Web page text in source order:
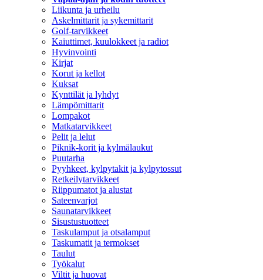
Liikunta ja urheilu
Askelmittarit ja sykemittarit
Golf-tarvikkeet
Kaiuttimet, kuulokkeet ja radiot
Hyvinvointi
Kirjat
Korut ja kellot
Kuksat
Kynttilät ja lyhdyt
Lämpömittarit
Lompakot
Matkatarvikkeet
Pelit ja lelut
Piknik-korit ja kylmälaukut
Puutarha
Pyyhkeet, kylpytakit ja kylpytossut
Retkeilytarvikkeet
Riippumatot ja alustat
Sateenvarjot
Saunatarvikkeet
Sisustustuotteet
Taskulamput ja otsalamput
Taskumatit ja termokset
Taulut
Työkalut
Viltit ja huovat